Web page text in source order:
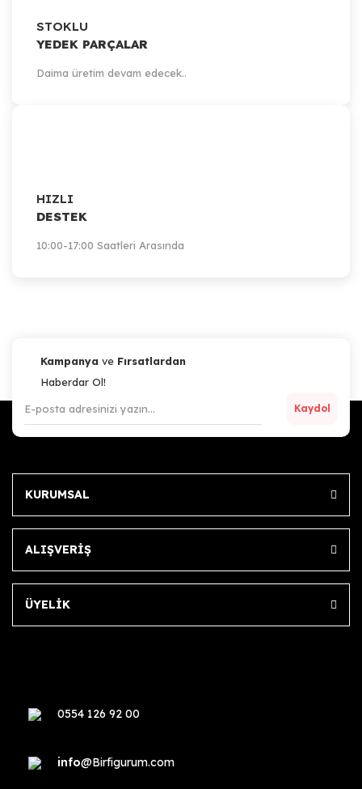
STOKLU
YEDEK PARÇALAR
Daima üretim devam edecek..
HIZLI
DESTEK
10:00-17:00 Saatleri Arasında
Kampanya ve Fırsatlardan
Haberdar Ol!
Kaydol
KURUMSAL
ALIŞVERİŞ
ÜYELİK
0554 126 92 00
info@Birfigurum.com